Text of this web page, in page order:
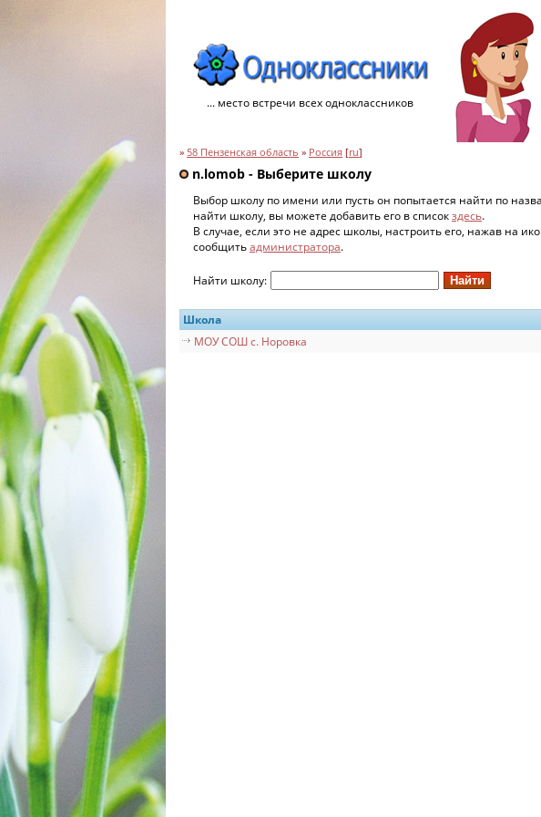
... место встречи всех одноклассников
» 58 Пензенская область » Россия [ru]
n.lomob - Выберите школу
Выбор школу по имени или пусть он попытается найти по
найти школу, вы можете добавить его в списокздесь.
В случае, если это не адрес школы, настроить его, нажав на
сообщитьадминистратора.
Найти школу:
Школа
МОУ СОШ с. Норовка